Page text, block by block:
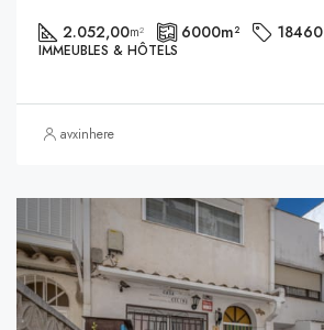
2.052,00m² 6000m² 18460
IMMEUBLES & HÔTELS
avxinhere